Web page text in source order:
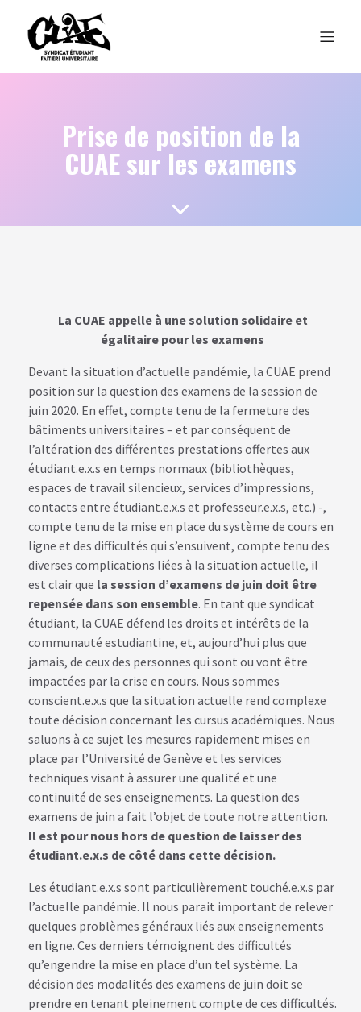
Prise de position de la
CUAE sur les examens
La CUAE appelle à une solution solidaire et
égalitaire pour les examens
Devant la situation d’actuelle pandémie, la CUAE prend
position sur la question des examens de la session de
juin 2020. En effet, compte tenu de la fermeture des
bâtiments universitaires – et par conséquent de
l’altération des différentes prestations offertes aux
étudiant.e.x.s en temps normaux (bibliothèques,
espaces de travail silencieux, services d’impressions,
contacts entre étudiant.e.x.s et professeur.e.x.s, etc.) -,
compte tenu de la mise en place du système de cours en
ligne et des difficultés qui s’ensuivent, compte tenu des
diverses complications liées à la situation actuelle, il
est clair que la session d’examens de juin doit être
repensée dans son ensemble. En tant que syndicat
étudiant, la CUAE défend les droits et intérêts de la
communauté estudiantine, et, aujourd’hui plus que
jamais, de ceux des personnes qui sont ou vont être
impactées par la crise en cours. Nous sommes
conscient.e.x.s que la situation actuelle rend complexe
toute décision concernant les cursus académiques. Nous
saluons à ce sujet les mesures rapidement mises en
place par l’Université de Genève et les services
techniques visant à assurer une qualité et une
continuité de ses enseignements. La question des
examens de juin a fait l’objet de toute notre attention.
Il est pour nous hors de question de laisser des
étudiant.e.x.s de côté dans cette décision.
Les étudiant.e.x.s sont particulièrement touché.e.x.s par
l’actuelle pandémie. Il nous parait important de relever
quelques problèmes généraux liés aux enseignements
en ligne. Ces derniers témoignent des difficultés
qu’engendre la mise en place d’un tel système. La
décision des modalités des examens de juin doit se
prendre en tenant pleinement compte de ces difficultés.